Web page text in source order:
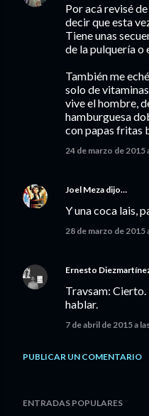
Por acá revisé
decir que esta
Tiene unas
de la pulquería o
También me
solo de
vive el hombre,
hamburguesa
con papas fritas
24 de marzo de 2015
Joel Meza dijo…
Y una coca lais,
28 de marzo de 2015
Ernesto
Travsam:
hablar.
7 de abril de 2015 a
PUBLICAR UN COMENTARIO
ENTRADAS POPULARES